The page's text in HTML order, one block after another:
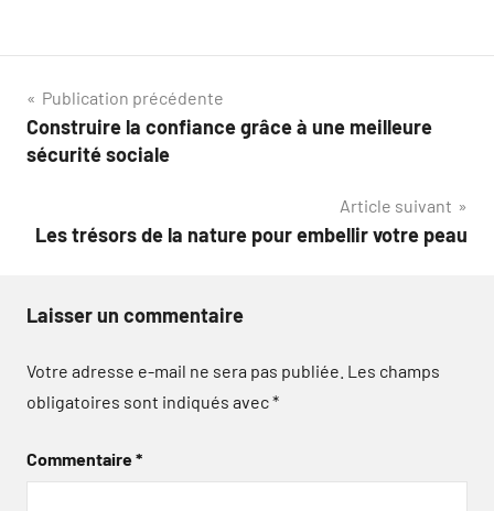
Navigation
de
Publication précédente
Construire la confiance grâce à une meilleure
sécurité sociale
Article suivant
Les trésors de la nature pour embellir votre peau
Laisser un commentaire
Votre adresse e-mail ne sera pas publiée. Les champs
obligatoires sont indiqués avec*
Commentaire*